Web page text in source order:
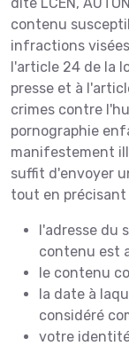
contenu
infractions
l'article 24 de la
presse et à
crimes contre
pornographie
manifestement
suffit d'envoyer
tout en précisant
l'adresse du
contenu est
le contenu
la date à
considéré
votre